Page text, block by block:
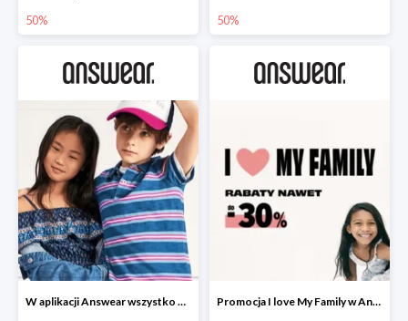
50% 50%
W aplikacji Answear wszystko dla dzieci -30% Promocja I love My Family w Answear do -30%